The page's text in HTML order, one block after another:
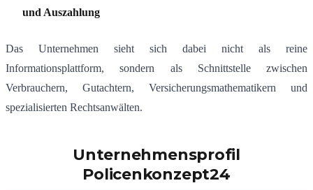
und Auszahlung
Das Unternehmen sieht sich dabei nicht als reine
Informationsplattform, sondern als Schnittstelle zwischen
Verbrauchern, Gutachtern, Versicherungsmathematikern und
spezialisierten Rechtsanwälten.
Unternehmensprofil
Policenkonzept24